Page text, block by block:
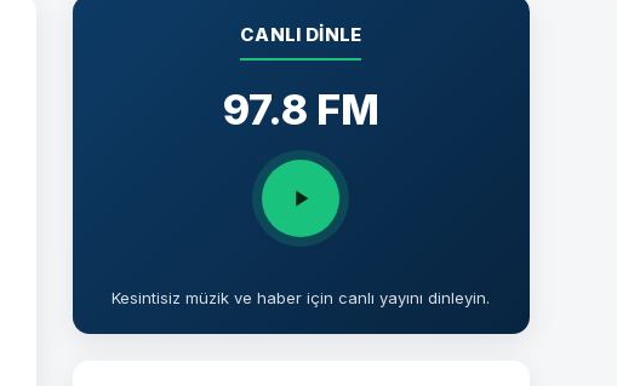
CANLI DINLE
97.8 FM
Kesintisiz müzik ve haber için canlı yayını dinleyin.